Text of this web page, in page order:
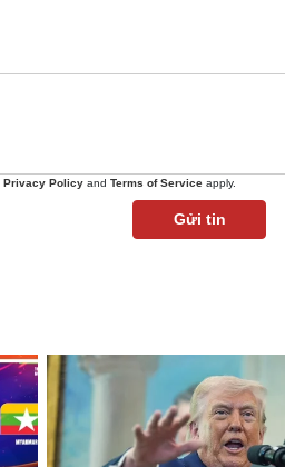
Privacy Policy and Terms of Service apply.
Gửi tin